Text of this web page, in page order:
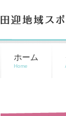
ホーム